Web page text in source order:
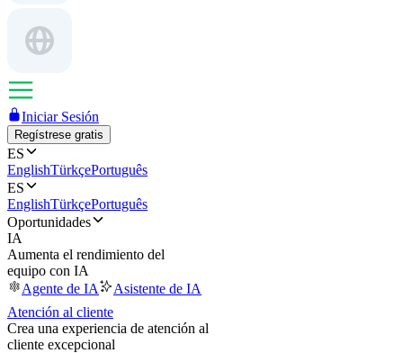
Iniciar Sesión
Regístrese gratis
ES
EnglishTürkçePortuguês
ES
EnglishTürkçePortuguês
Oportunidades
IA
Aumenta el rendimiento del
equipo con IA
Agente de IA
Asistente de IA
Atención al cliente
Crea una experiencia de atención al
cliente excepcional